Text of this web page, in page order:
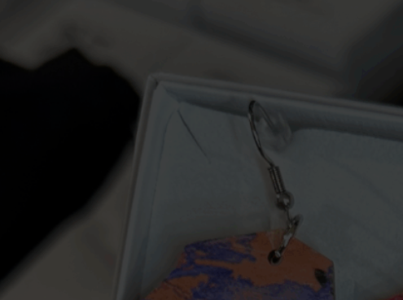
tulevaisuudessa. Valikoimasta
suklaata, t-paitoja, korvakoruja,
sekä paperituotteita.
Tuotteita on myynnissä
toimipaikoissa.
Osuuskauppa Arina toimii